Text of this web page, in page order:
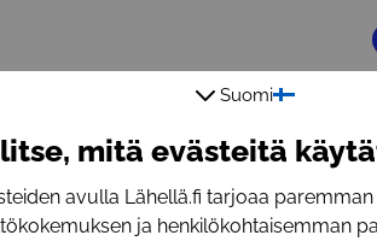
Suomi
mitä evästeitä
avulla Lähellä.fi tarjoaa paremman
ja henkilökohtaisemman